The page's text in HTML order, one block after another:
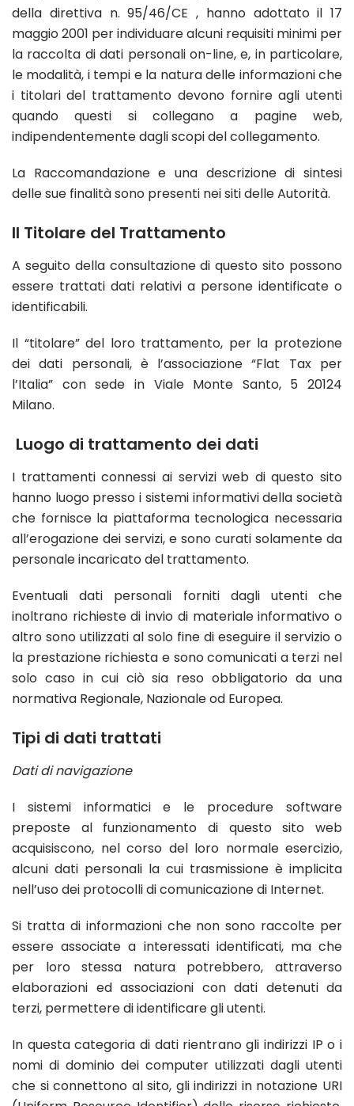
della direttiva n. 95/46/CE , hanno adottato il 17
maggio 2001 per individuare alcuni requisiti minimi per
la raccolta di dati personali on-line, e, in particolare,
le modalità, i tempi e la natura delle informazioni che
i titolari del trattamento devono fornire agli utenti
quando questi si collegano a pagine web,
indipendentemente dagli scopi del collegamento.
La Raccomandazione e una descrizione di sintesi
delle sue finalità sono presenti nei siti delle Autorità.
Il Titolare del Trattamento
A seguito della consultazione di questo sito possono
essere trattati dati relativi a persone identificate o
identificabili.
Il “titolare” del loro trattamento, per la protezione
dei dati personali, è l’associazione “Flat Tax per
l’Italia” con sede in Viale Monte Santo, 5 20124
Milano.
Luogo di trattamento dei dati
I trattamenti connessi ai servizi web di questo sito
hanno luogo presso i sistemi informativi della società
che fornisce la piattaforma tecnologica necessaria
all’erogazione dei servizi, e sono curati solamente da
personale incaricato del trattamento.
Eventuali dati personali forniti dagli utenti che
inoltrano richieste di invio di materiale informativo o
altro sono utilizzati al solo fine di eseguire il servizio o
la prestazione richiesta e sono comunicati a terzi nel
solo caso in cui ciò sia reso obbligatorio da una
normativa Regionale, Nazionale od Europea.
Tipi di dati trattati
Dati di navigazione
I sistemi informatici e le procedure software
preposte al funzionamento di questo sito web
acquisiscono, nel corso del loro normale esercizio,
alcuni dati personali la cui trasmissione è implicita
nell’uso dei protocolli di comunicazione di Internet.
Si tratta di informazioni che non sono raccolte per
essere associate a interessati identificati, ma che
per loro stessa natura potrebbero, attraverso
elaborazioni ed associazioni con dati detenuti da
terzi, permettere di identificare gli utenti.
In questa categoria di dati rientrano gli indirizzi IP o i
nomi di dominio dei computer utilizzati dagli utenti
che si connettono al sito, gli indirizzi in notazione URI